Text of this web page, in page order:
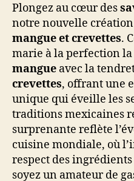
Plongez au cœur des
notre nouvelle
mangue et crevettes.
marie à la perfection
mangue avec la
crevettes, offrant une
unique qui éveille les
traditions mexicaines
surprenante reflète
cuisine mondiale, où
respect des
soyez un amateur de